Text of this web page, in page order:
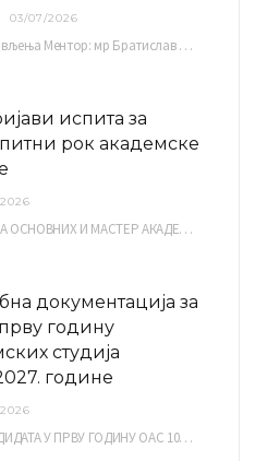
03/07/2026
Тема: Контраст средина живљења Ментор: мр Братислав Башић, редовни професор Среда, 08.07.2026. у…
испита за
рок академске
ОБАВЕШТЕЊЕ СТУДЕНТИМА ОСНОВНИХ И МАСТЕР АКАДЕМСКИХ СТУДИЈА ЕЛЕКТРОНСКА ПРИЈАВА ИСПИТА за септембарски испитни рок за…
документација за
годину
студија
године
ОБАВЕШТЕЊЕ – УПИС КАНДИДАТА У ПРВУ ГОДИНУ ОАС 10, 13, 14, 15. и…